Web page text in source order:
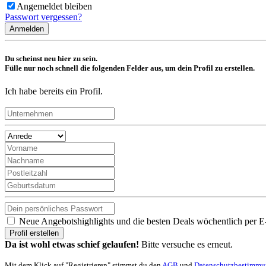
Angemeldet bleiben
Passwort vergessen?
Anmelden
Du scheinst neu hier zu sein.
Fülle nur noch schnell die folgenden Felder aus, um dein Profil zu erstellen.
Ich habe bereits ein Profil.
Neue Angebotshighlights und die besten Deals wöchentlich per
Profil erstellen
Da ist wohl etwas schief gelaufen! Bitte versuche es erneut.